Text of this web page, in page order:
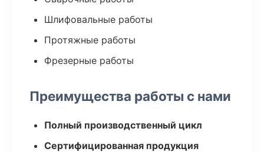
Шлифовальные работы
Протяжные работы
Фрезерные работы
Преимущества работы с нами
Полный производственный цикл
Сертифицированная продукция